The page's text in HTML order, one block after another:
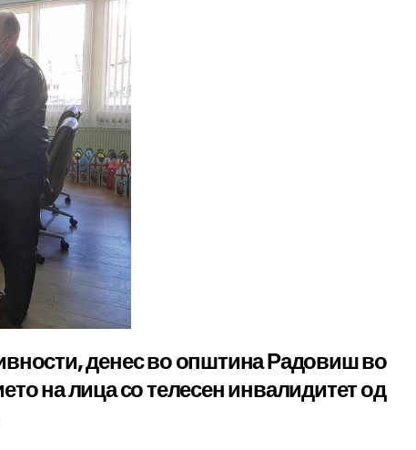
денес во општина Радовиш во
на лица со телесен инвалидитет од